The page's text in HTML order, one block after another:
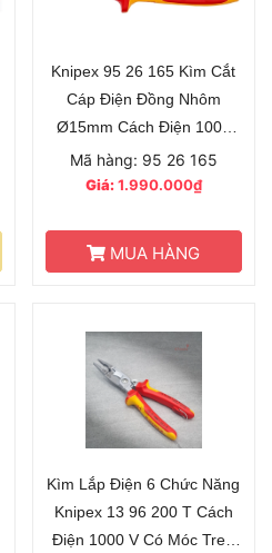
Knipex 95 26 165 Kìm Cắt
Cáp Điện Đồng Nhôm
Ø15mm Cách Điện 1000
Volt
Mã hàng: 95 26 165
Giá:1.990.000₫
MUA HÀNG
Kìm Lắp Điện 6 Chức Năng
Knipex 13 96 200 T Cách
Điện 1000 V Có Móc Treo